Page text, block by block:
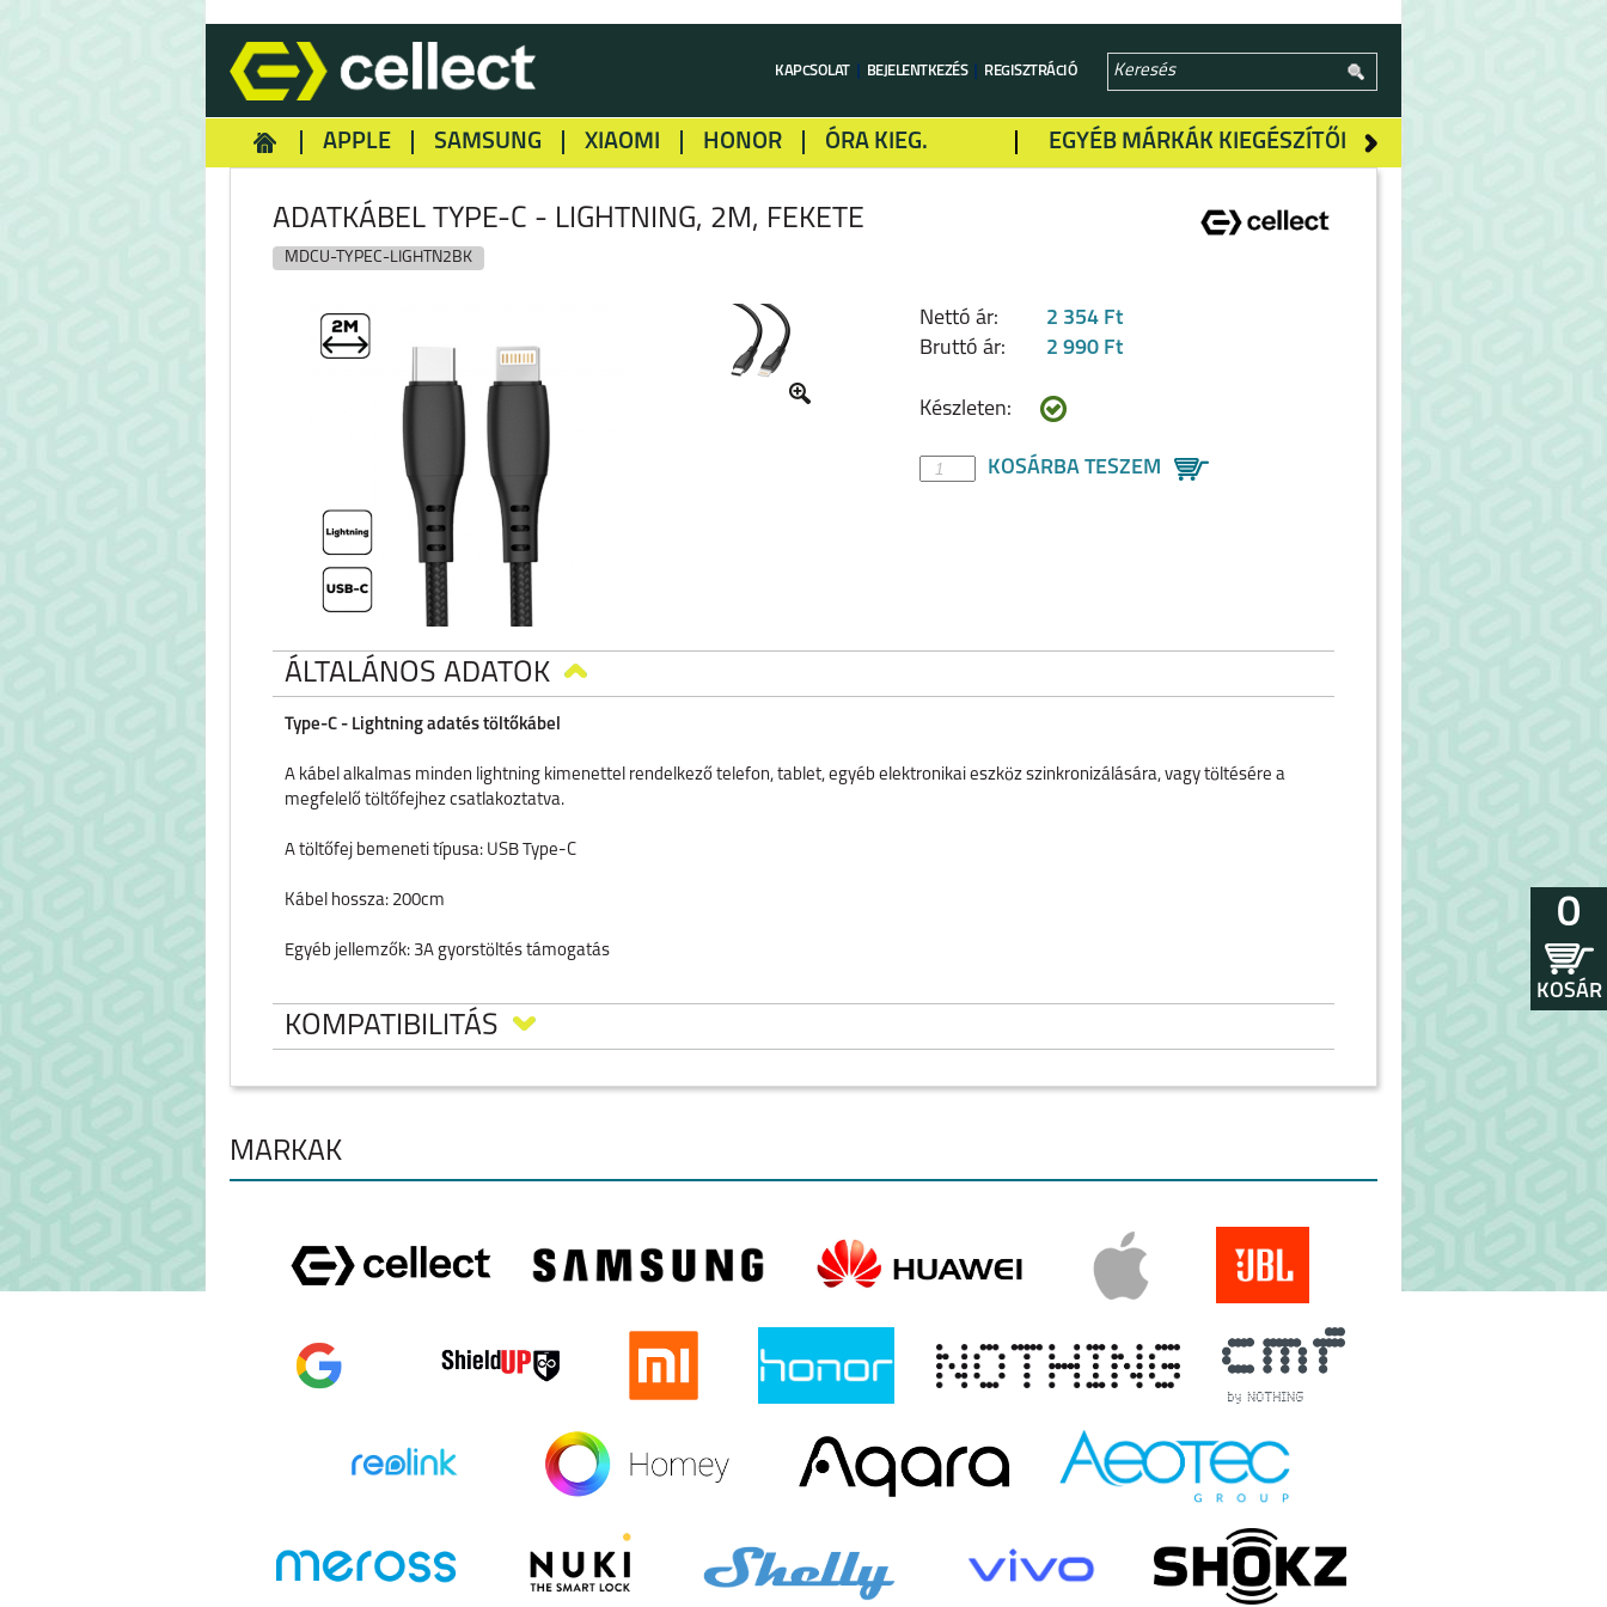
KAPCSOLAT BEJELENTKEZÉS REGISZTRÁCIÓ
EGYÉB MÁRKÁK KIEGÉSZÍTŐI
APPLE SAMSUNG XIAOMI HONOR ÓRA KIEG.
ADATKÁBEL TYPE-C - LIGHTNING, 2M, FEKETE
MDCU-TYPEC-LIGHTN2BK
Nettó ár:
2 354 Ft
Bruttó ár:
2 990 Ft
Készleten:
KOSÁRBA TESZEM
ÁLTALÁNOS ADATOK
Type-C - Lightning adatés töltőkábel
A kábel alkalmas minden lightning kimenettel rendelkező telefon, tablet, egyéb elektronikai eszköz szinkronizálására, vagy töltésére a
megfelelő töltőfejhez csatlakoztatva.
A töltőfej bemeneti típusa: USB Type-C
Kábel hossza: 200cm
Egyéb jellemzők: 3A gyorstöltés támogatás
KOMPATIBILITÁS
MÁRKÁK
0
KOSÁR